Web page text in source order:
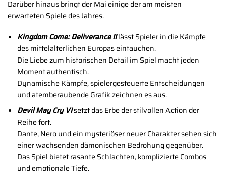
Darüber hinaus bringt der Mai einige der am meisten
erwarteten Spiele des Jahres.
Kingdom Come: Deliverance IIlässt Spieler in die Kämpfe
des mittelalterlichen Europas eintauchen.
Die Liebe zum historischen Detail im Spiel macht jeden
Moment authentisch.
Dynamische Kämpfe, spielergesteuerte Entscheidungen
und atemberaubende Grafik zeichnen es aus.
Devil May Cry VIsetzt das Erbe der stilvollen Action der
Reihe fort.
Dante, Nero und ein mysteriöser neuer Charakter sehen sich
einer wachsenden dämonischen Bedrohung gegenüber.
Das Spiel bietet rasante Schlachten, komplizierte Combos
und emotionale Tiefe.